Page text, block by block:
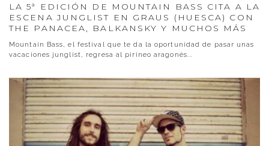
LA 5ª EDICIÓN DE MOUNTAIN BASS CITA A LA
ESCENA JUNGLIST EN GRAUS (HUESCA) CON
THE PANACEA, BALKANSKY Y MUCHOS MÁS
Mountain Bass, el festival que te da la oportunidad de pasar unas
vacaciones junglist, regresa al pirineo aragonés...